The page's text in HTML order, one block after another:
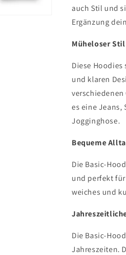
auch Stil und
Ergänzung
Müheloser Stil
Diese
und klaren
es eine Jeans,
Jogginghose.
Bequeme
Die Basic-
und perfekt
weiches und
J
Die Basic-
Jahreszeiten.